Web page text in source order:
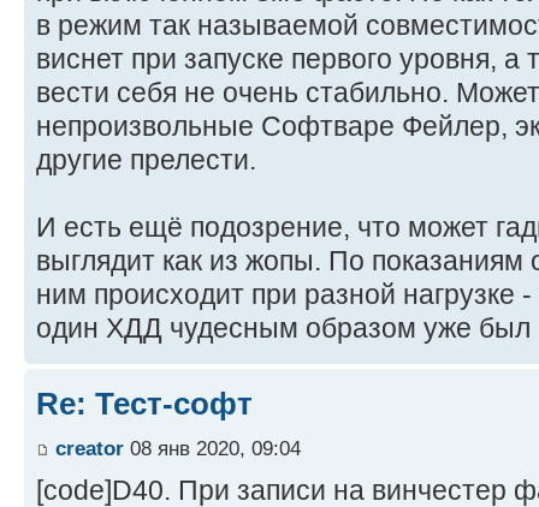
в режим так называемой
виснет при запуске первого уровня, а
вести себя не очень стабильно.
непроизвольные Софтваре Фейлер,
другие прелести.
И есть ещё подозрение, что может
выглядит как из жопы. По показаниям
ним происходит при разной нагрузке
один ХДД чудесным образом уже был
Re: Тест-софт
creator 08 янв 2020, 09:04
[code]D40. При записи на винчестер